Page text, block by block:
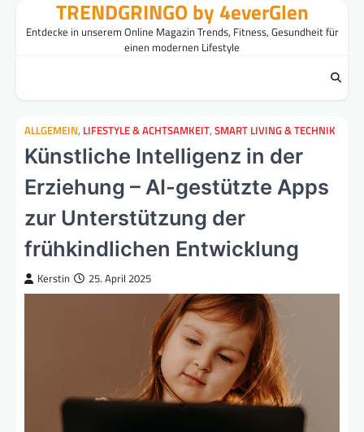
TRENDGRINGO by 4everGlen
Entdecke in unserem Online Magazin Trends, Fitness, Gesundheit für
einen modernen Lifestyle
ALLGEMEIN, LIFESTYLE & ACHTSAMKEIT, SMART LIVING & TECHNIK
Künstliche Intelligenz in der
Erziehung – AI-gestützte Apps
zur Unterstützung der
frühkindlichen Entwicklung
Kerstin 25. April 2025